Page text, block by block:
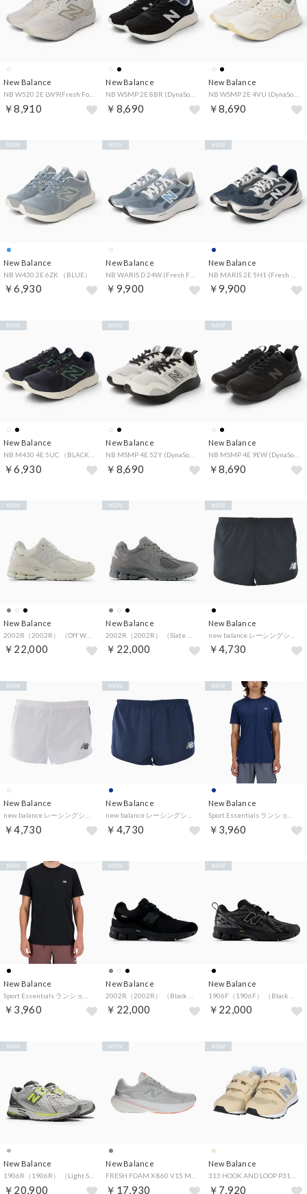
New Balance
￥8,910
New Balance
￥8,690
New Balance
NB WSMP 2E 4VU (DynaSoft NB Sampher v2) （SEA SALT）
￥8,690
New Balance
NB W430 2E 6ZK （BLUE）
￥6,930
NEW
New Balance
￥9,900
NEW
New Balance
￥9,900
NEW
New Balance
￥6,930
NEW
New Balance
￥8,690
NEW
New Balance
NB MSMP 4E 9EW (DynaSoft NB Sampher Men v1) （BLACK）
￥8,690
NEW
New Balance
￥22,000
NEW
New Balance
￥22,000
NEW
New Balance
￥4,730
NEW
New Balance
￥4,730
NEW
New Balance
￥4,730
NEW
New Balance
￥3,960
NEW
New Balance
￥3,960
NEW
New Balance
￥22,000
NEW
New Balance
￥22,000
NEW
New Balance
￥20,900
NEW
New Balance
￥17,930
NEW
New Balance
￥7,920
NEW